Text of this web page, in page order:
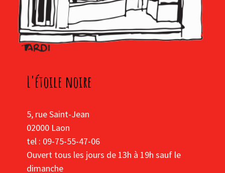
L'étoile noire
5, rue Saint-Jean
02000 Laon
tel : 09-75-55-47-06
Ouvert tous les jours de 13h à 19h sauf le
dimanche